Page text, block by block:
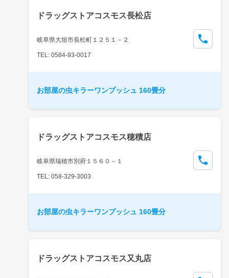
ドラッグストアコスモス長松店
岐阜県大垣市長松町１２５１－２
TEL: 0584-93-0017
お部屋の虫キラーワンプッシュ 160畳分
ドラッグストアコスモス穂積店
岐阜県瑞穂市別府１５６０－１
TEL: 058-329-3003
お部屋の虫キラーワンプッシュ 160畳分
ドラッグストアコスモス又丸店